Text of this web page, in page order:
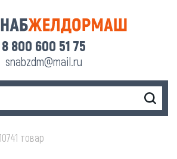
8 800 600 51 75
snabzdm@mail.ru
10741 товар